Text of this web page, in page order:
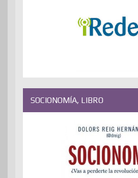
SOCIONOMÍA, LIBRO